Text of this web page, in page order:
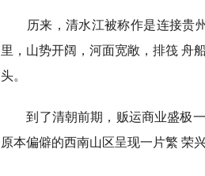
历来，清水江被称作是连接贵州
里，山势开阔，河面宽敞，排筏 舟
头。
到了清朝前期，贩运商业盛极一
原本偏僻的西南山区呈现一片繁 荣